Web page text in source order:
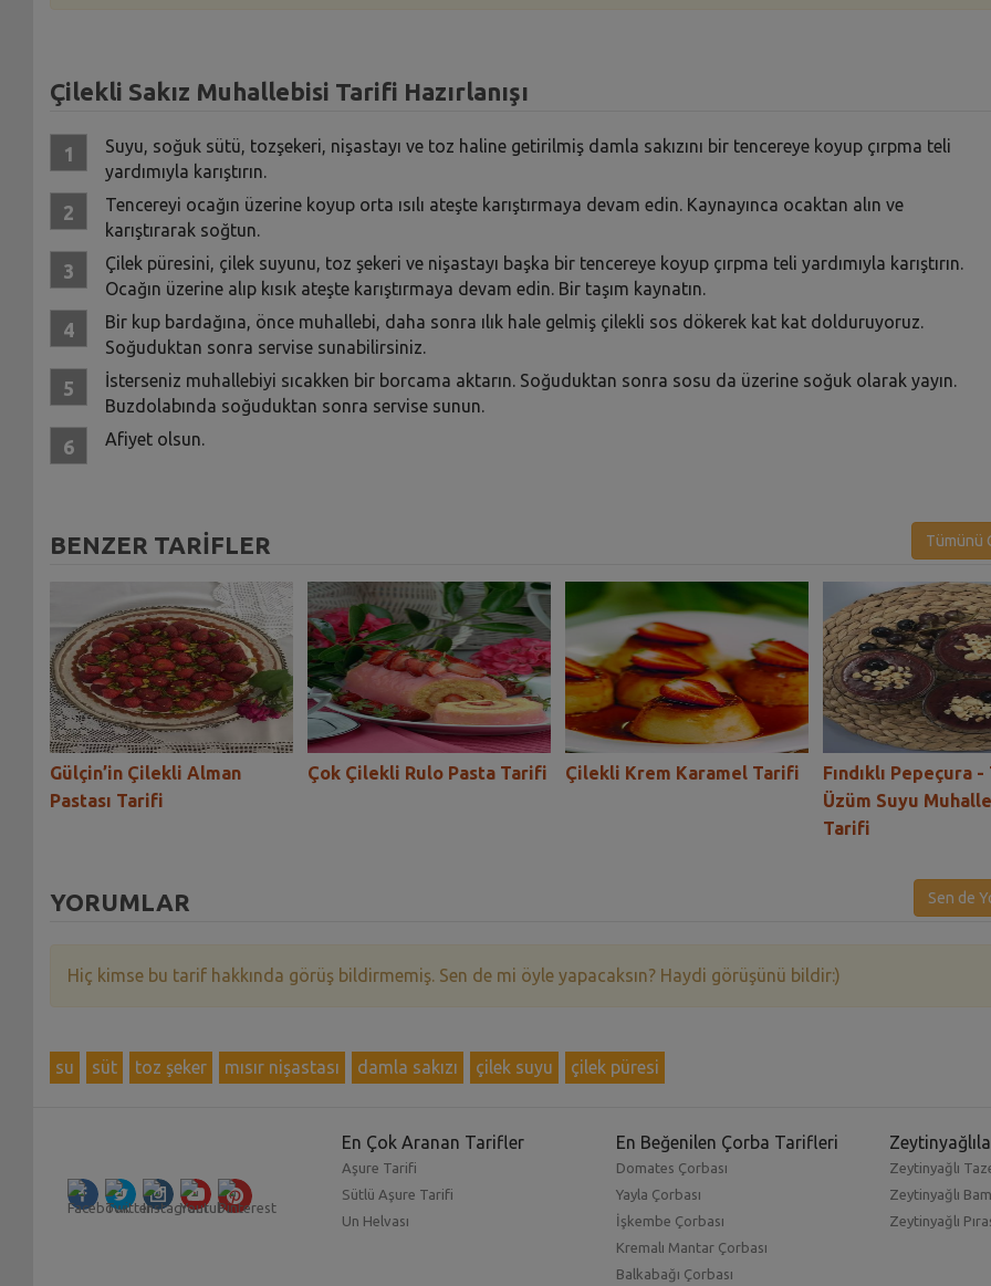
Çilekli Sakız Muhallebisi Tarifi Hazırlanışı
Suyu, soğuk sütü, tozşekeri, nişastayı ve toz haline getirilmiş damla sakızını bir tencereye koyup çırpma teli
yardımıyla karıştırın.
Tencereyi ocağın üzerine koyup orta ısılı ateşte karıştırmaya devam edin. Kaynayınca ocaktan alın ve
karıştırarak soğtun.
Çilek püresini, çilek suyunu, toz şekeri ve nişastayı başka bir tencereye koyup çırpma teli yardımıyla karıştırın.
Ocağın üzerine alıp kısık ateşte karıştırmaya devam edin. Bir taşım kaynatın.
Bir kup bardağına, önce muhallebi, daha sonra ılık hale gelmiş çilekli sos dökerek kat kat dolduruyoruz.
Soğuduktan sonra servise sunabilirsiniz.
İsterseniz muhallebiyi sıcakken bir borcama aktarın. Soğuduktan sonra sosu da üzerine soğuk olarak yayın.
Buzdolabında soğuduktan sonra servise sunun.
Afiyet olsun.
BENZER TARİFLER Tümünü
Gülçin’in Çilekli Alman
Pastası Tarifi
Çok Çilekli Rulo Pasta Tarifi Çilekli Krem Karamel Tarifi
Fındıklı Pepeçura -
Üzüm Suyu
Tarifi
YORUMLAR Sen de
Hiç kimse bu tarif hakkında görüş bildirmemiş. Sen de mi öyle yapacaksın? Haydi görüşünü bildir:)
su süt toz şeker mısır nişastası damla sakızı çilek suyu çilek püresi
En Çok Aranan Tarifler
Aşure Tarifi
Sütlü Aşure Tarifi
Un Helvası
En Beğenilen Çorba Tarifleri
Domates Çorbası
Yayla Çorbası
İşkembe Çorbası
Kremalı Mantar Çorbası
Balkabağı Çorbası
Zeytinyağlı
Zeytinyağlı
Zeytinyağlı